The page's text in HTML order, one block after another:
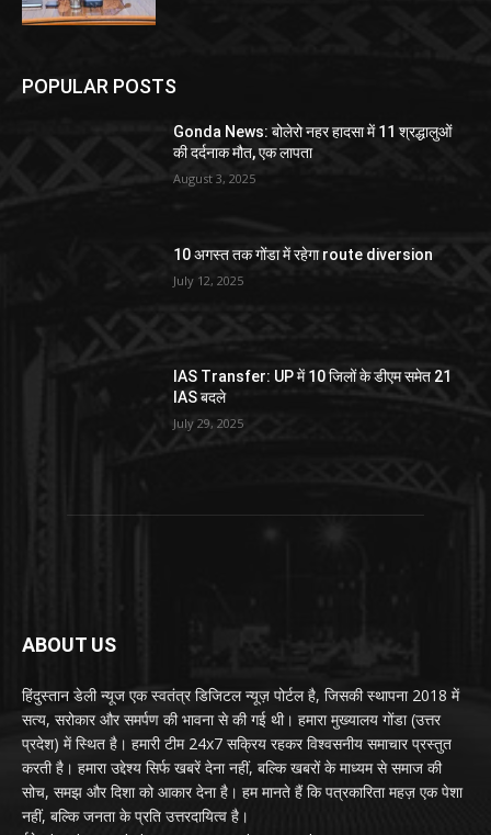
POPULAR POSTS
Gonda News: बोलेरो नहर हादसा में 11 श्रद्धालुओं
की दर्दनाक मौत, एक लापता
August 3, 2025
10 अगस्त तक गोंडा में रहेगा route diversion
July 12, 2025
IAS Transfer: UP में 10 जिलों के डीएम समेत 21
IAS बदले
July 29, 2025
ABOUT US
हिंदुस्तान डेली न्यूज एक स्वतंत्र डिजिटल न्यूज़ पोर्टल है, जिसकी स्थापना 2018 में
सत्य, सरोकार और समर्पण की भावना से की गई थी। हमारा मुख्यालय गोंडा (उत्तर
प्रदेश) में स्थित है। हमारी टीम 24x7 सक्रिय रहकर विश्वसनीय समाचार प्रस्तुत
करती है। हमारा उद्देश्य सिर्फ खबरें देना नहीं, बल्कि खबरों के माध्यम से समाज की
सोच, समझ और दिशा को आकार देना है। हम मानते हैं कि पत्रकारिता महज़ एक पेशा
नहीं, बल्कि जनता के प्रति उत्तरदायित्व है।